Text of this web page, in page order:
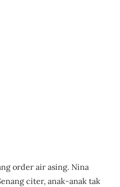
order air asing. Nina
citer, anak-anak tak